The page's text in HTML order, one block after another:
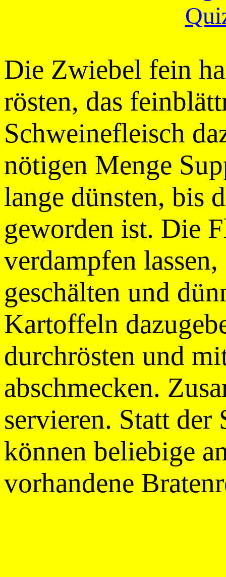
Die Zwiebel fein
rösten, das
Schweinefleisch
nötigen Menge
lange dünsten, bis
geworden ist. Die
verdampfen
geschälten und
Kartoffeln
durchrösten und
abschmecken.
servieren. Statt der
können beliebige
vorhandene